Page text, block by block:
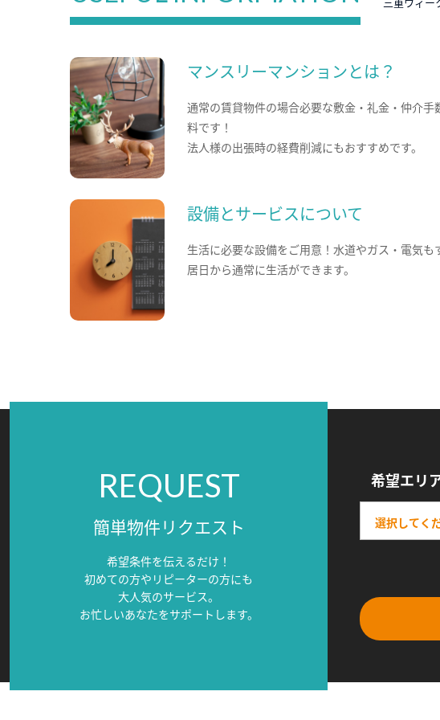
マンスリーマンションとは？
通常の賃貸物件の場合必要な敷金・礼金・仲介手
料です！
法人様の出張時の経費削減にもおすすめです。
設備とサービスについて
生活に必要な設備をご用意！水道やガス・電気も
居日から通常に生活ができます。
REQUEST
簡単物件リクエスト
希望条件を伝えるだけ！
初めての方やリピーターの方にも
大人気のサービス。
お忙しいあなたをサポートします。
希望エリ